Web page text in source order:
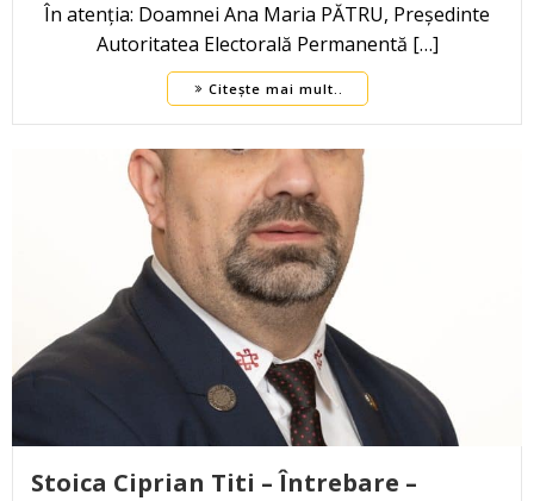
În atenția: Doamnei Ana Maria PĂTRU, Președinte
Autoritatea Electorală Permanentă […]
Citește mai mult..
Stoica Ciprian Titi – Întrebare –